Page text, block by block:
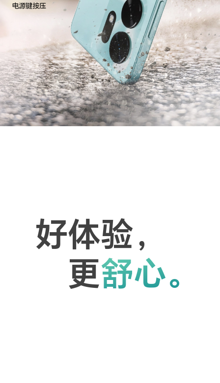
电源键按压
好体验，
更舒心。